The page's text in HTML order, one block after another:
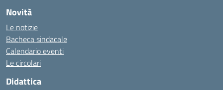
Novità
Le notizie
Bacheca sindacale
Calendario eventi
Le circolari
Didattica